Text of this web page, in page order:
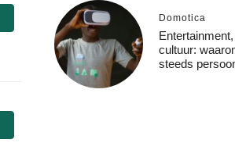
Domotica
cultuur:
steeds